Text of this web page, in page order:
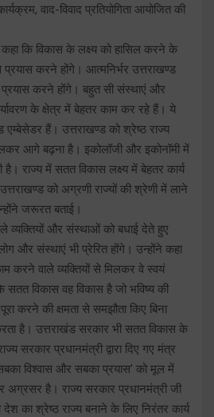
वाद-विवाद प्रतियोगिता आयोजित की
कि विकास के लक्ष्य को हासिल करने के
करने होंगे। आत्मनिर्भर उत्तराखण्ड
करने होंगे। बहुत सी संस्थाएं और
के क्षेत्र में बेहतर काम कर रहे हैं। ये
एम्बेसेडर हैं। उत्तराखण्ड को श्रेष्ठ राज्य
आगे बढ़ना है। इकोलॉजी और इकोनॉमी में
राज्य में सतत विकास लक्ष्य में बेहतर कार्य
को अग्रणी राज्यों की श्रेणी में लाने
जरूरत बताई।
व्यक्तियों और संस्थाओं को बधाई देते हुए
और संस्थाएं भी प्रेरित होंगे। उन्होंने कहा
करने वाले व्यक्तियों से मिलकर वे स्वयं
सतत विकास वह विकास है जो भविष्य की
करने की क्षमता से समझौता किए बिना
है। उत्तराखंड सरकार भी सतत विकास के
सरकार प्रधानमंत्री द्वारा दिए गए मंत्र
विश्वास और सबका प्रयास’ को मूल में
अग्रसर है। राज्य सरकार प्रधानमंत्री जी
देश का श्रेष्ठ राज्य बनाने के लिए निरंतर कार्य